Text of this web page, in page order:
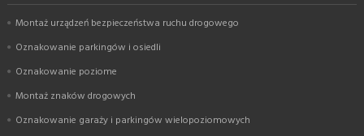
Montaż urządzeń bezpieczeństwa ruchu drogowego
Oznakowanie parkingów i osiedli
Oznakowanie poziome
Montaż znaków drogowych
Oznakowanie garaży i parkingów wielopoziomowych